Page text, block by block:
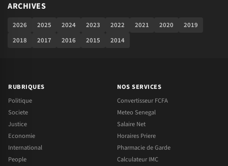
ARCHIVES
2026 2025 2024 2023 2022 2021 2020
2019
2018
2017 2016 2015 2014
RUBRIQUES
Politique
Societe
Justice
Economie
International
People
NOS SERVICES
Convertisseur FCFA
Meteo Senegal
Salaire Net
Horaires Priere
Pharmacie de Garde
Calculateur IMC